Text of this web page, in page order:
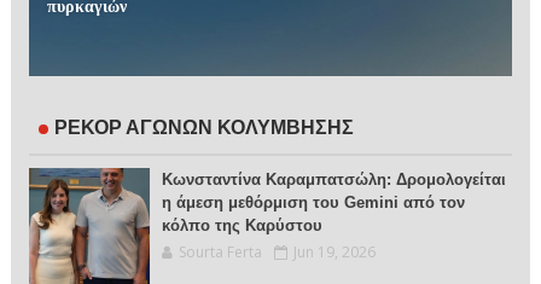
πυρκαγιών
ΡΕΚΟΡ ΑΓΩΝΩΝ ΚΟΛΥΜΒΗΣΗΣ
Κωνσταντίνα Καραμπατσώλη: Δρομολογείται
η άμεση μεθόρμιση του Gemini από τον
κόλπο της Καρύστου
Sourta Ferta Jun 19, 2026